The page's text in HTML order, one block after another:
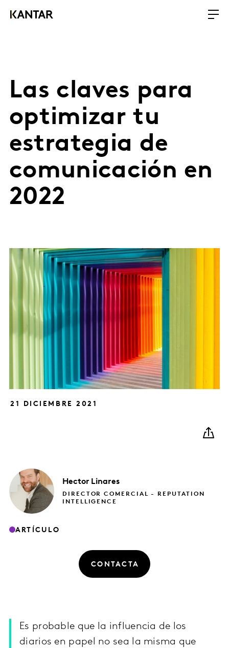
Las claves para
optimizar tu
estrategia de
comunicación en
2022
21 DICIEMBRE 2021
Hector Linares
DIRECTOR COMERCIAL - REPUTATION
INTELLIGENCE
ARTÍCULO
CONTACTA
Es probable que la influencia de los
diarios en papel no sea la misma que